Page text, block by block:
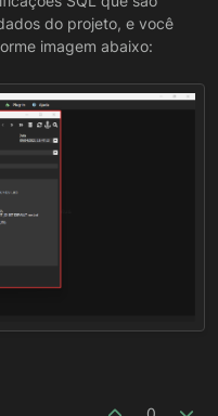
mas sem alterar
do projeto, e você
imagem abaixo: